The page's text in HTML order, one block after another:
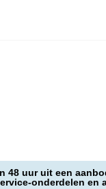
48 uur uit een
onderdelen en